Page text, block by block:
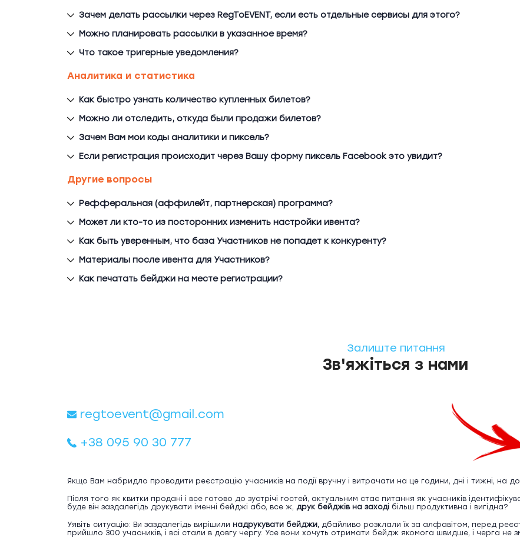
Зачем делать рассылки через RegToEVENT, если есть отдельные сервисы для этого?
Можно планировать рассылки в указанное время?
Что такое тригерные уведомления?
Аналитика и статистика
Как быстро узнать количество купленных билетов?
Можно ли отследить, откуда были продажи билетов?
Зачем Вам мои коды аналитики и пиксель?
Если регистрация происходит через Вашу форму пиксель Facebook это увидит?
Другие вопросы
Рефферальная (аффилейт, партнерская) программа?
Может ли кто-то из посторонних изменить настройки ивента?
Как быть уверенным, что база Участников не попадет к конкуренту?
Материалы после ивента для Участников?
Как печатать бейджи на месте регистрации?
Залиште питання
Зв'яжіться з нами
regtoevent@gmail.com
+38 095 90 30 777
Якщо Вам набридло проводити реєстрацію учасників на події вручну і витрачати на це години, дні і тижні, на
Після того як квитки продані і все готово до зустрічі гостей, актуальним стає питання як учасників
буде він заздалегідь друкувати іменні бейджі або, все ж, друк бейджів на заході більш продуктивна і вигідна?
Уявіть ситуацію: Ви заздалегідь вирішили надрукувати бейджи, дбайливо розклали їх за алфавітом, перед
прийшло 300 учасників, і всі стали в довгу чергу. Усе вони хочуть отримати бейдж якомога швидше, і черга не